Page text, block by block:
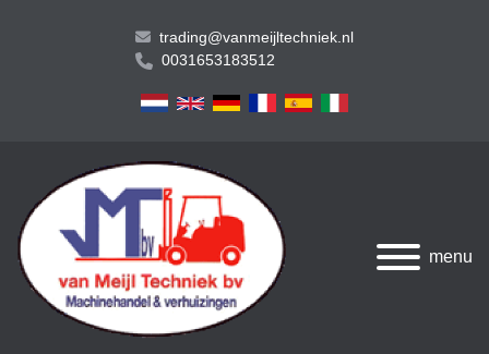
trading@vanmeijltechniek.nl
0031653183512
menu